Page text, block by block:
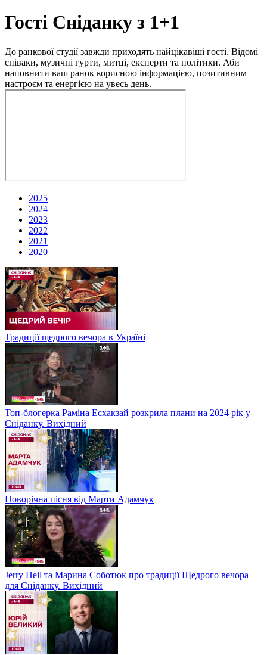
Гості Сніданку з 1+1
До ранкової студії завжди приходять найцікавіші гості. Відомі
співаки, музичні гурти, митці, експерти та політики. Аби
наповнити ваш ранок корисною інформацією, позитивним
настроєм та енергією на увесь день.
2025
2024
2023
2022
2021
2020
Традиції щедрого вечора в Україні
Топ-блогерка Раміна Есхакзай розкрила плани на 2024 рік у
Сніданку. Вихідний
Новорічна пісня від Марти Адамчук
Jerry Heil та Марина Соботюк про традиції Щедрого вечора
для Сніданку. Вихідний